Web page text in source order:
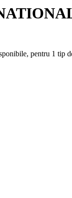
pentru 1 tip